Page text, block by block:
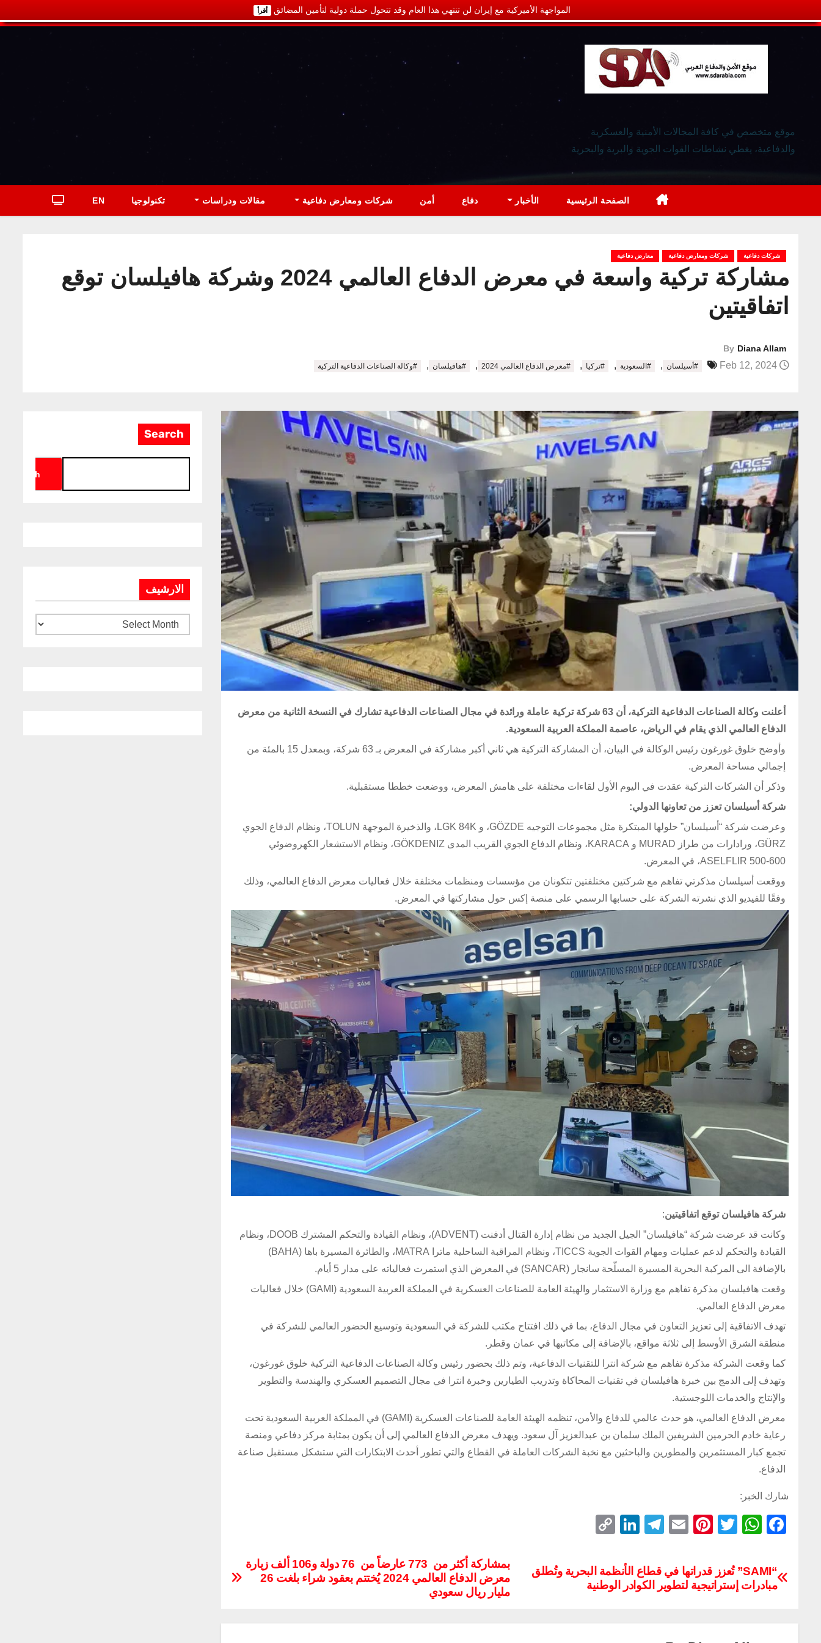
المواجهة الأميركية مع إيران لن تنتهي هذا العام وقد تتحول حملة دولية لتأمين المضائق أقرأ
موقع متخصص في كافة المجالات الأمنية والعسكرية
والدفاعية، يغطي نشاطات القوات الجوية والبرية والبحرية
الصفحة الرئيسية الأخبار دفاع أمن شركات ومعارض دفاعية مقالات ودراسات تكنولوجيا EN
شركات دفاعية شركات ومعارض دفاعية معارض دفاعية
مشاركة تركية واسعة في معرض الدفاع العالمي 2024 وشركة هافيلسان توقع
اتفاقيتين
By Diana Allam
#أسيلسان , #السعودية , #تركيا , #معرض الدفاع العالمي 2024 , #هافيلسان , #وكالة الصناعات الدفاعية التركية
أعلنت وكالة الصناعات الدفاعية التركية، أن 63 شركة تركية عاملة ورائدة في مجال الصناعات الدفاعية تشارك في النسخة الثانية من معرض
الدفاع العالمي الذي يقام في الرياض، عاصمة المملكة العربية السعودية.
وأوضح خلوق غورغون رئيس الوكالة في البيان، أن المشاركة التركية هي ثاني أكبر مشاركة في المعرض بـ 63 شركة، وبمعدل 15 بالمئة من
إجمالي مساحة المعرض.
وذكر أن الشركات التركية عقدت في اليوم الأول لقاءات مختلفة على هامش المعرض، ووضعت خططا مستقبلية.
شركة أسيلسان تعزز من تعاونها الدولي:
وعرضت شركة “أسيلسان” حلولها المبتكرة مثل مجموعات التوجيه GÖZDE، و LGK 84K، والذخيرة الموجهة TOLUN، ونظام الدفاع الجوي
GÜRZ، ورادارات من طراز MURAD و KARACA، ونظام الدفاع الجوي القريب المدى GÖKDENIZ، ونظام الاستشعار الكهروضوئي
ASELFLIR 500-600، في المعرض.
ووقعت أسيلسان مذكرتي تفاهم مع شركتين مختلفتين تتكونان من مؤسسات ومنظمات مختلفة خلال فعاليات معرض الدفاع العالمي، وذلك
وفقًا للفيديو الذي نشرته الشركة على حسابها الرسمي على منصة إكس حول مشاركتها في المعرض.
شركة هافيلسان توقع اتفاقيتين:
وكانت قد عرضت شركة “هافيلسان” الجيل الجديد من نظام إدارة القتال أدفنت (ADVENT)، ونظام القيادة والتحكم المشترك DOOB، ونظام
القيادة والتحكم لدعم عمليات ومهام القوات الجوية TICCS، ونظام المراقبة الساحلية ماترا MATRA، والطائرة المسيرة باها (BAHA)
بالإضافة الى المركبة البحرية المسيرة المسلّحة سانجار (SANCAR) في المعرض الذي استمرت فعالياته على مدار 5 أيام.
وقعت هافيلسان مذكرة تفاهم مع وزارة الاستثمار والهيئة العامة للصناعات العسكرية في المملكة العربية السعودية (GAMI) خلال فعاليات
معرض الدفاع العالمي.
تهدف الاتفاقية إلى تعزيز التعاون في مجال الدفاع، بما في ذلك افتتاح مكتب للشركة في السعودية وتوسيع الحضور العالمي للشركة في
منطقة الشرق الأوسط إلى ثلاثة مواقع، بالإضافة إلى مكاتبها في عمان وقطر.
كما وقعت الشركة مذكرة تفاهم مع شركة انترا للتقنيات الدفاعية، وتم ذلك بحضور رئيس وكالة الصناعات الدفاعية التركية خلوق غورغون،
وتهدف إلى الدمج بين خبرة هافيلسان في تقنيات المحاكاة وتدريب الطيارين وخبرة انترا في مجال التصميم العسكري والهندسة والتطوير
والإنتاج والخدمات اللوجستية.
معرض الدفاع العالمي، هو حدث عالمي للدفاع والأمن، تنظمه الهيئة العامة للصناعات العسكرية (GAMI) في المملكة العربية السعودية تحت
رعاية خادم الحرمين الشريفين الملك سلمان بن عبدالعزيز آل سعود. ويهدف معرض الدفاع العالمي إلى أن يكون بمثابة مركز دفاعي ومنصة
تجمع كبار المستثمرين والمطورين والباحثين مع نخبة الشركات العاملة في القطاع والتي تطور أحدث الابتكارات التي ستشكل مستقبل صناعة
الدفاع.
شارك الخبر:
F
c
e
W
at
s
T
tt
er
Pi
er
e
E
ail
T
e
gr
Li
k
e
p
y
بمشاركة أكثر من 773 عارضاً من 76 دولة و106 ألف زيارة
معرض الدفاع العالمي 2024 يُختتم بعقود شراء بلغت 26
مليار ريال سعودي
“SAMI” تُعزز قدراتها في قطاع الأنظمة البحرية وتُطلق
مبادرات إستراتيجية لتطوير الكوادر الوطنية
Search
Search
الارشيف